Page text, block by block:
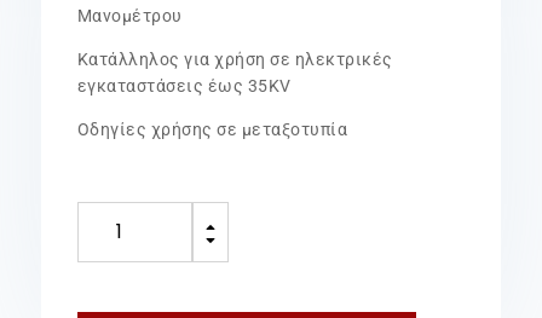
Μανομέτρου
Κατάλληλος για χρήση σε ηλεκτρικές
εγκαταστάσεις έως 35KV
Οδηγίες χρήσης σε μεταξοτυπία
B
C